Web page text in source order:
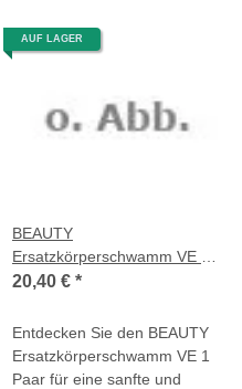
AUF LAGER
BEAUTY
Ersatzkörperschwamm VE 1
Paar
20,40 € *
Entdecken Sie den BEAUTY
Ersatzkörperschwamm VE 1
Paar für eine sanfte und